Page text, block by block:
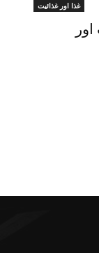
غذا اور غذائیت